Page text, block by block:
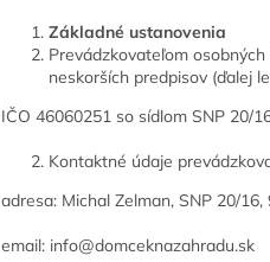
Základné ustanovenia
Prevádzkovateľom
neskorších predpisov (ďalej
IČO 46060251 so sídlom SNP 20/
Kontaktné údaje
adresa: Michal Zelman, SNP 20/
email: info@domceknazahradu.sk